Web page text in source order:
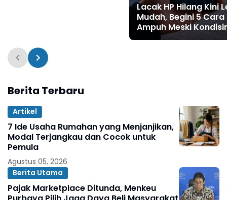
Lacak HP Hilang Kini
Mudah, Begini 5 Cara
Ampuh Meski
Mati Total
Berita Terbaru
Artikel
7 Ide Usaha Rumahan yang Menjanjikan,
Modal Terjangkau dan Cocok untuk
Pemula
Agustus 05, 2026
Berita Utama
Pajak Marketplace Ditunda, Menkeu